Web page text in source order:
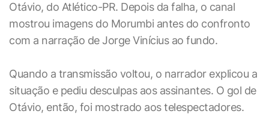
Otávio, do Atlético-PR. Depois da falha, o canal
mostrou imagens do Morumbi antes do confronto
com a narração de Jorge Vinícius ao fundo.
Quando a transmissão voltou, o narrador explicou a
situação e pediu desculpas aos assinantes. O gol de
Otávio, então, foi mostrado aos telespectadores.